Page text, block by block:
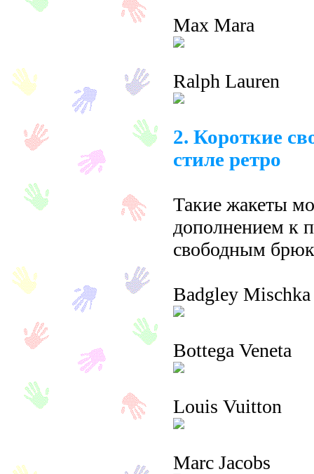
Max Mara
Ralph Lauren
2. Короткие
стиле ретро
Такие жакеты
дополнением к
свободным
Badgley Mischka
Bottega Veneta
Louis Vuitton
Marc Jacobs